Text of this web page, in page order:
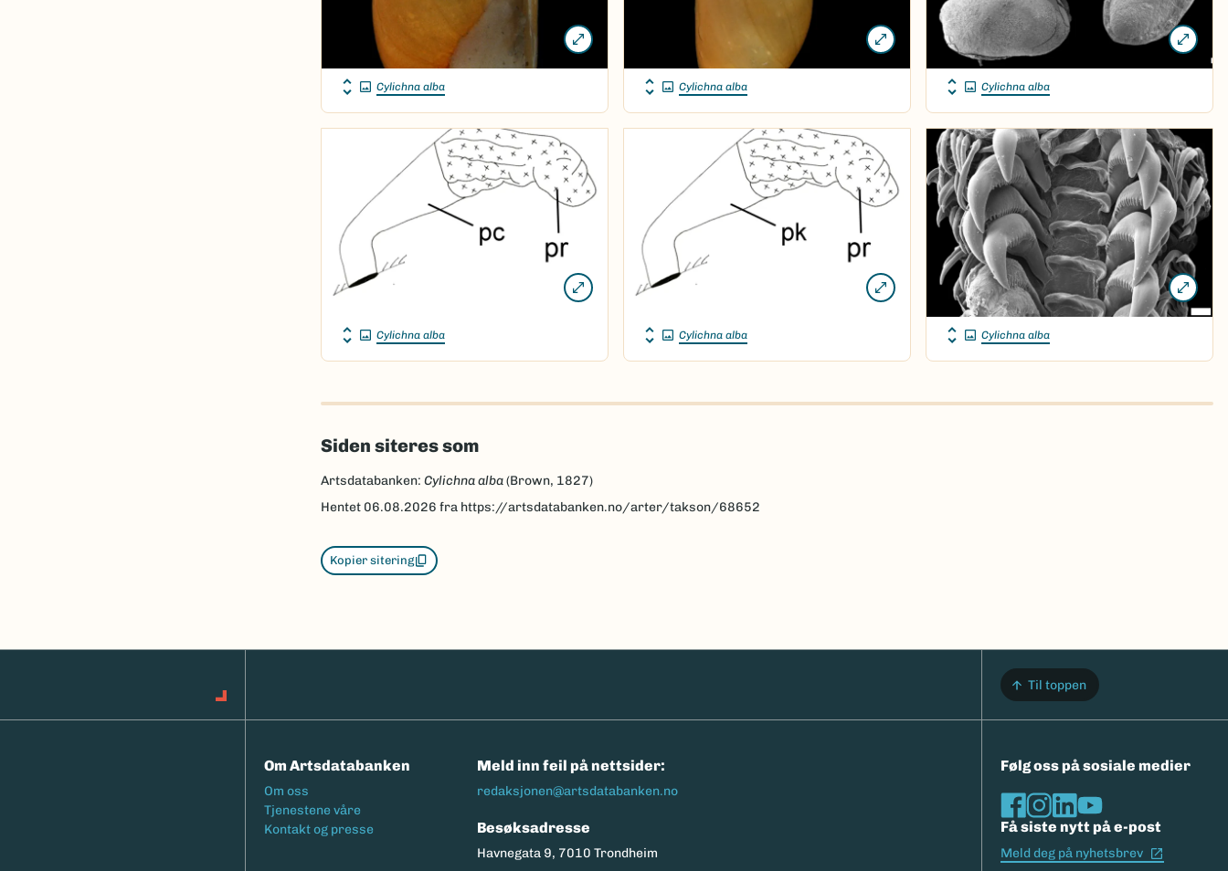
Cylichna alba Cylichna alba Cylichna alba
Cylichna alba Cylichna alba Cylichna alba
Siden siteres som
Artsdatabanken: Cylichna alba(Brown, 1827)
Hentet 06.08.2026 fra https://artsdatabanken.no/arter/takson/68652
Kopier sitering
Til toppen
Om Artsdatabanken
Footermeny
Om oss
Tjenestene våre
Kontakt og presse
Meld inn feil på nettsider:
redaksjonen@artsdatabanken.no
Besøksadresse
Havnegata 9, 7010 Trondheim
Følg oss på sosiale medier
Få siste nytt på e-post
Meld deg på nyhetsbrev